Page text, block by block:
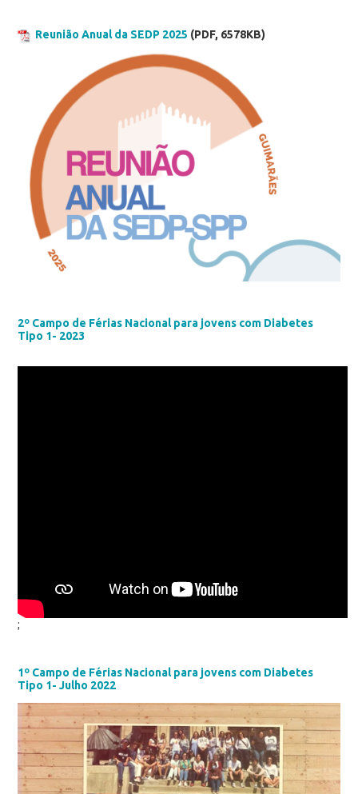
Reunião Anual da SEDP 2025 (PDF, 6578KB)
2º Campo de Férias Nacional para jovens com Diabetes
Tipo 1- 2023
;
1º Campo de Férias Nacional para jovens com Diabetes
Tipo 1- Julho 2022